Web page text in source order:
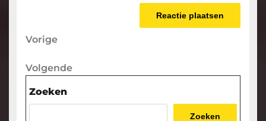
Berichtnavigatie
Vorige
Vorige
Volgende
Volgende
Zoeken
Zoeken